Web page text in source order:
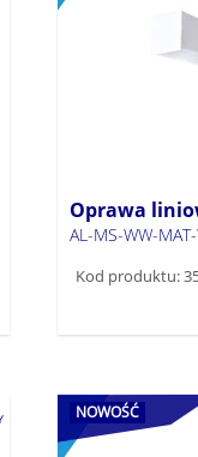
Oprawa
AL-MS-WW-
Kod produktu:
NOWOŚĆ